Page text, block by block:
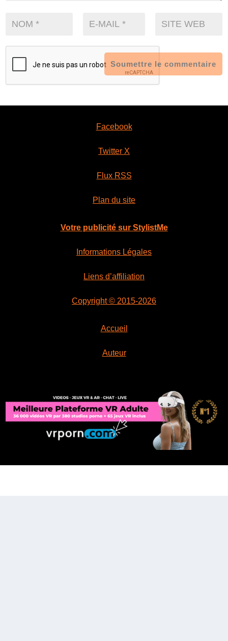
Soumettre le commentaire
Facebook
Twitter X
Flux RSS
Plan du site
Votre publicité sur StylistMe
Informations Légales
Liens d’affiliation
Copyright © 2015-2026
Accueil
Auteur